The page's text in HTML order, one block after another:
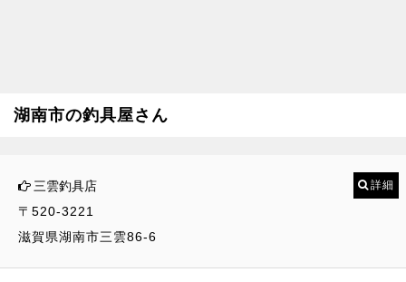
湖南市の釣具屋さん
三雲釣具店
〒520-3221
滋賀県湖南市三雲86-6
詳細